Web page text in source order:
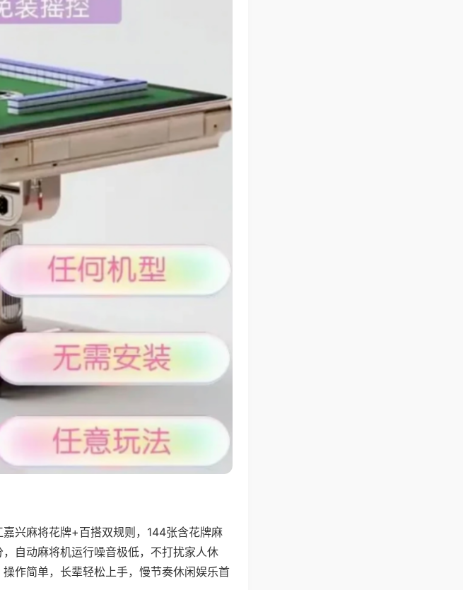
嘉兴麻将花牌+百搭双规则，144张含花牌麻
自动麻将机运行噪音极低，不打扰家人休
作简单，长辈轻松上手，慢节奏休闲娱乐首